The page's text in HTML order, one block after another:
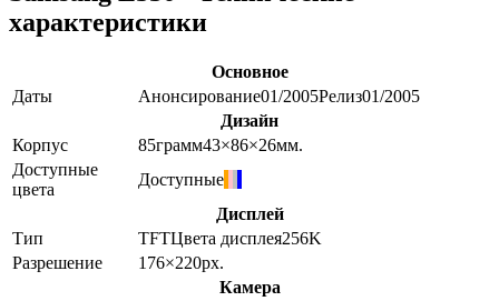
характеристики
Основное
Даты
Анонсирование01/2005Релиз01/2005
Дизайн
Корпус
85грамм43×86×26мм.
Доступные
цвета
Доступные
Дисплей
Тип
TFTЦвета дисплея256K
Разрешение
176×220px.
Камера